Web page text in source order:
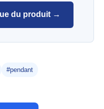
du produit →
#pendant